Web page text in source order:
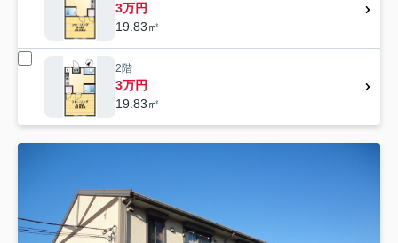
3万円
19.83㎡
2階
3万円
19.83㎡